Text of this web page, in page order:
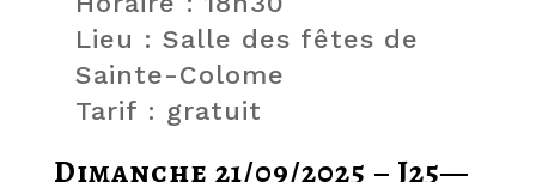
Lieu : Salle des fêtes de
Sainte-Colome
Tarif : gratuit
Dimanche 21/09/2025 – J25—